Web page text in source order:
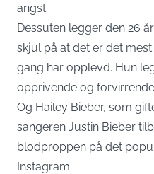
angst.
Dessuten legger den 26
skjul på at det er det
gang har opplevd. Hun
opprivende og
Og Hailey Bieber, som
sangeren Justin Bieber
blodproppen på det
Instagram.